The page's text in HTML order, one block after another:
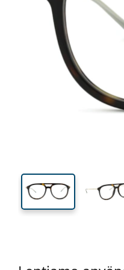
45 mm
Linshöjd